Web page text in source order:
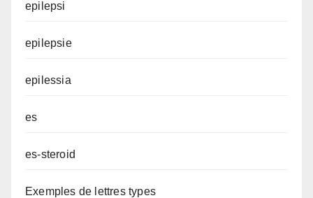
epilepsi
epilepsie
epilessia
es
es-steroid
Exemples de lettres types